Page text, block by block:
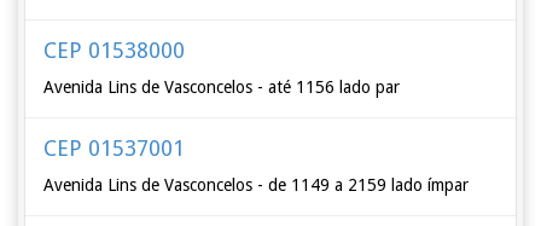
CEP 01538000
Avenida Lins de Vasconcelos - até 1156 lado par
CEP 01537001
Avenida Lins de Vasconcelos - de 1149 a 2159 lado ímpar